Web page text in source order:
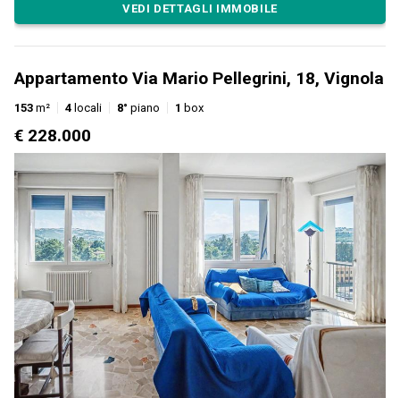
VEDI DETTAGLI IMMOBILE
Appartamento Via Mario Pellegrini, 18, Vignola
153 m² 4 locali 8° piano 1 box
€ 228.000